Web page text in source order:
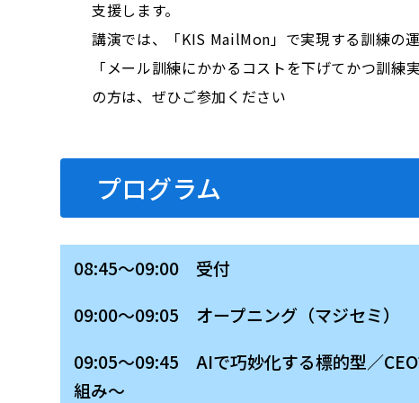
支援します。
講演では、「KIS MailMon」で実現する訓練の
「メール訓練にかかるコストを下げてかつ訓
の方は、ぜひご参加ください
プログラム
08:45～09:00 受付
09:00～09:05 オープニング（マジセミ）
09:05～09:45 AIで巧妙化する標的型／
組み～